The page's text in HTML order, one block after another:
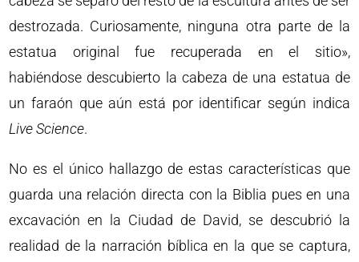
destrozada. Curiosamente, ninguna otra parte de la
estatua original fue recuperada en el sitio»,
habiéndose descubierto la cabeza de una estatua de
un faraón que aún está por identificar según indica
Live Science.
No es el único hallazgo de estas características que
guarda una relación directa con la Biblia pues en una
excavación en la Ciudad de David, se descubrió la
realidad de la narración bíblica en la que se captura,